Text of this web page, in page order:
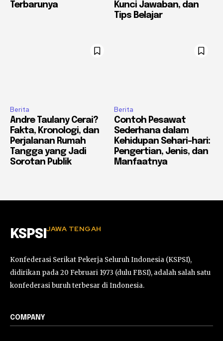
Terbarunya
Kunci Jawaban, dan
Tips Belajar
Berita
Andre Taulany Cerai?
Fakta, Kronologi, dan
Perjalanan Rumah
Tangga yang Jadi
Sorotan Publik
Berita
Contoh Pesawat
Sederhana dalam
Kehidupan Sehari-hari:
Pengertian, Jenis, dan
Manfaatnya
KSPSIJAWA TENGAH
Konfederasi Serikat Pekerja Seluruh Indonesia (KSPSI),
didirikan pada 20 Februari 1973 (dulu FBSI), adalah salah satu
konfederasi buruh terbesar di Indonesia.
COMPANY